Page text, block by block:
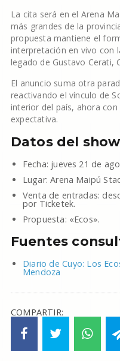
La cita será en el Arena
más grandes de la
propuesta mantiene el
interpretación en vivo con
legado de Gustavo Cerati,
El anuncio suma otra
reactivando el vínculo de
interior del país, ahora
expectativa.
Datos del show
Fecha: jueves 21 de
Lugar: Arena Maipú
Venta de entradas:
por Ticketek.
Propuesta: «Ecos».
Fuentes
Diario de Cuyo: Los
Mendoza
COMPARTIR: